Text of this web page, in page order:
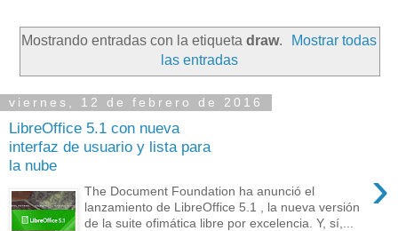
Mostrando entradas con la etiqueta draw.
Mostrar todas
las entradas
viernes, 12 de febrero de 2016
LibreOffice 5.1 con nueva
interfaz de usuario y lista para
la nube
›
The Document Foundation ha anunció el
lanzamiento de LibreOffice 5.1 , la nueva versión
de la suite ofimática libre por excelencia. Y, sí,...